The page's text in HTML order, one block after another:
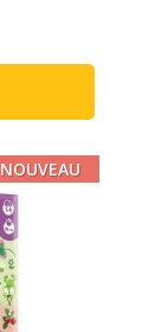
NOUVEAU